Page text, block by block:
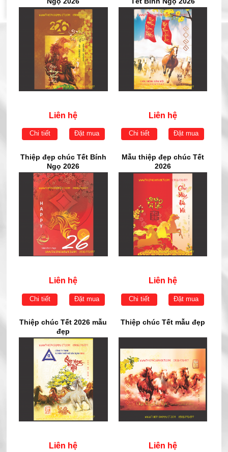
Liên hệ
Chi tiết Đặt mua
Liên hệ
Chi tiết Đặt mua
Thiệp đẹp chúc Tết Bính
Ngọ 2026
Liên hệ
Chi tiết Đặt mua
Mẫu thiệp đẹp chúc Tết
2026
Liên hệ
Chi tiết Đặt mua
Thiệp chúc Tết 2026 mẫu
đẹp
Liên hệ
Thiệp chúc Tết mẫu đẹp
Liên hệ